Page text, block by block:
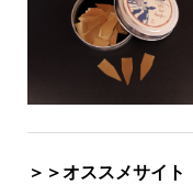
＞＞オススメサイト